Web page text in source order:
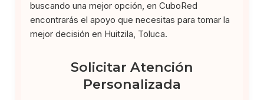
buscando una mejor opción, en CuboRed
encontrarás el apoyo que necesitas para tomar la
mejor decisión en Huitzila, Toluca.
Solicitar Atención
Personalizada